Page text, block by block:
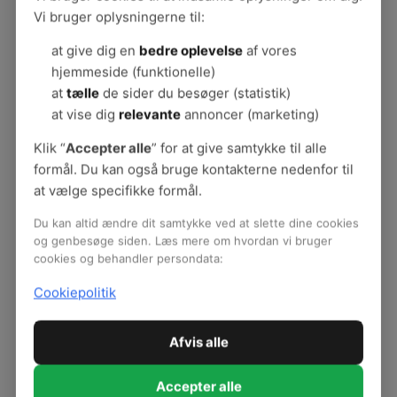
Udgivelsesår:2017
Ansvarlig:Jytte Tolstrup
Her kan I hente alt det, som I har brug for til at
forebygge fald- og snubleulykker i dag- og
fritidstilbud:
Enkle metoder: Få øje på risikofaktorer
Enkle metoder: Find løsninger, som forebygger
Vejledning: Gode råd til indsats og proces
Vi bruger oplysningerne til:
at give dig en bedre oplevelseaf vores
hjemmeside (funktionelle)
at tællede sider du besøger (statistik)
at vise dig relevanteannoncer (marketing)
Klik “Accepter alle” for at give samtykke til alle
formål. Du kan også bruge kontakterne nedenfor til
at vælge specifikke formål.
Du kan altid ændre dit samtykke ved at slette dine cookies
og genbesøge siden. Læs mere om hvordan vi bruger
cookies og behandler persondata:
Cookiepolitik
Afvis alle
Accepter alle